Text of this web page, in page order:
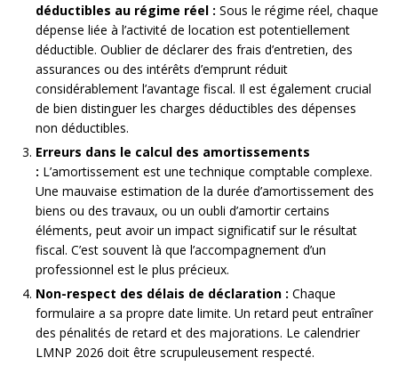
déductibles au régime réel : Sous le régime réel, chaque
dépense liée à l’activité de location est potentiellement
déductible. Oublier de déclarer des frais d’entretien, des
assurances ou des intérêts d’emprunt réduit
considérablement l’avantage fiscal. Il est également crucial
de bien distinguer les charges déductibles des dépenses
non déductibles.
Erreurs dans le calcul des amortissements
: L’amortissement est une technique comptable complexe.
Une mauvaise estimation de la durée d’amortissement des
biens ou des travaux, ou un oubli d’amortir certains
éléments, peut avoir un impact significatif sur le résultat
fiscal. C’est souvent là que l’accompagnement d’un
professionnel est le plus précieux.
Non-respect des délais de déclaration : Chaque
formulaire a sa propre date limite. Un retard peut entraîner
des pénalités de retard et des majorations. Le calendrier
LMNP 2026 doit être scrupuleusement respecté.